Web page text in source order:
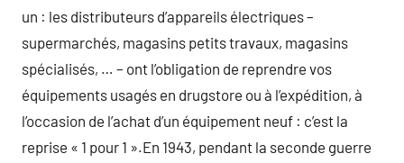
un : les distributeurs d’appareils électriques –
supermarchés, magasins petits travaux, magasins
spécialisés, … – ont l’obligation de reprendre vos
équipements usagés en drugstore ou à l’expédition, à
l’occasion de l’achat d’un équipement neuf : c’est la
reprise « 1 pour 1 ».En 1943, pendant la seconde guerre